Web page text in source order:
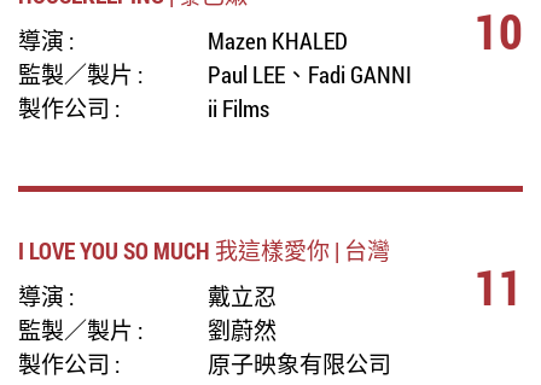
導演 :
Mazen KHALED
監製／製片 :
Paul LEE、Fadi GANNI
製作公司 :
ii Films
10
I LOVE YOU SO MUCH 我這樣愛你 | 台灣
導演 :
戴立忍
監製／製片 :
劉蔚然
製作公司 :
原子映象有限公司
11